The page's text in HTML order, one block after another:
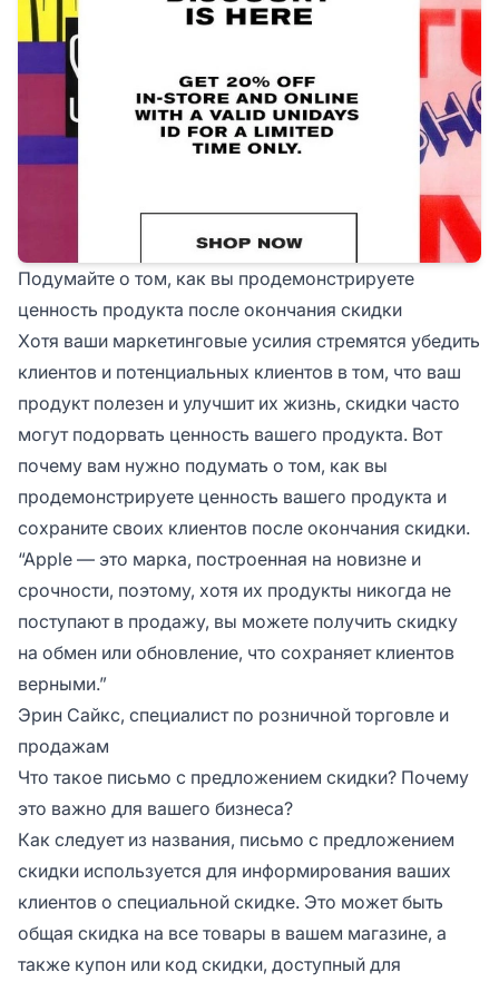
Подумайте о том, как вы продемонстрируете
ценность продукта после окончания скидки
Хотя ваши маркетинговые усилия стремятся убедить
клиентов и потенциальных клиентов в том, что ваш
продукт полезен и улучшит их жизнь, скидки часто
могут подорвать ценность вашего продукта. Вот
почему вам нужно подумать о том, как вы
продемонстрируете ценность вашего продукта и
сохраните своих клиентов после окончания скидки.
“Apple — это марка, построенная на новизне и
срочности, поэтому, хотя их продукты никогда не
поступают в продажу, вы можете получить скидку
на обмен или обновление, что сохраняет клиентов
верными.”
Эрин Сайкс, специалист по розничной торговле и
продажам
Что такое письмо с предложением скидки? Почему
это важно для вашего бизнеса?
Как следует из названия, письмо с предложением
скидки используется для информирования ваших
клиентов о специальной скидке. Это может быть
общая скидка на все товары в вашем магазине, а
также купон или код скидки, доступный для